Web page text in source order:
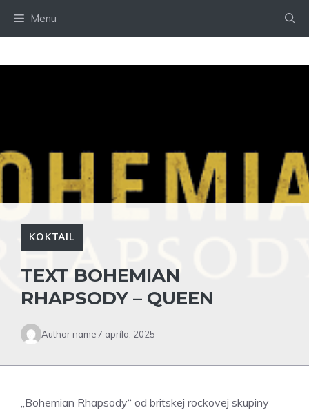
Menu
KOKTAIL
TEXT BOHEMIAN
RHAPSODY – QUEEN
Author name7 apríla, 2025
„Bohemian Rhapsody“ od britskej rockovej skupiny